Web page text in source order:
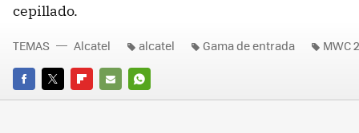
cepillado.
FACEBOOK
TWITTERFLIPBOARD
E-
WHATSAPP
TEMAS Alcatel alcatel Gama de entrada MWC